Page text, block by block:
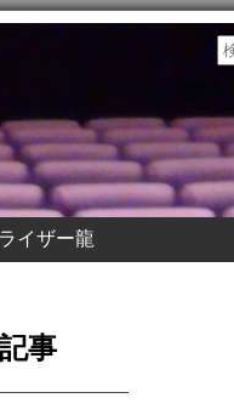
イザー龍
事